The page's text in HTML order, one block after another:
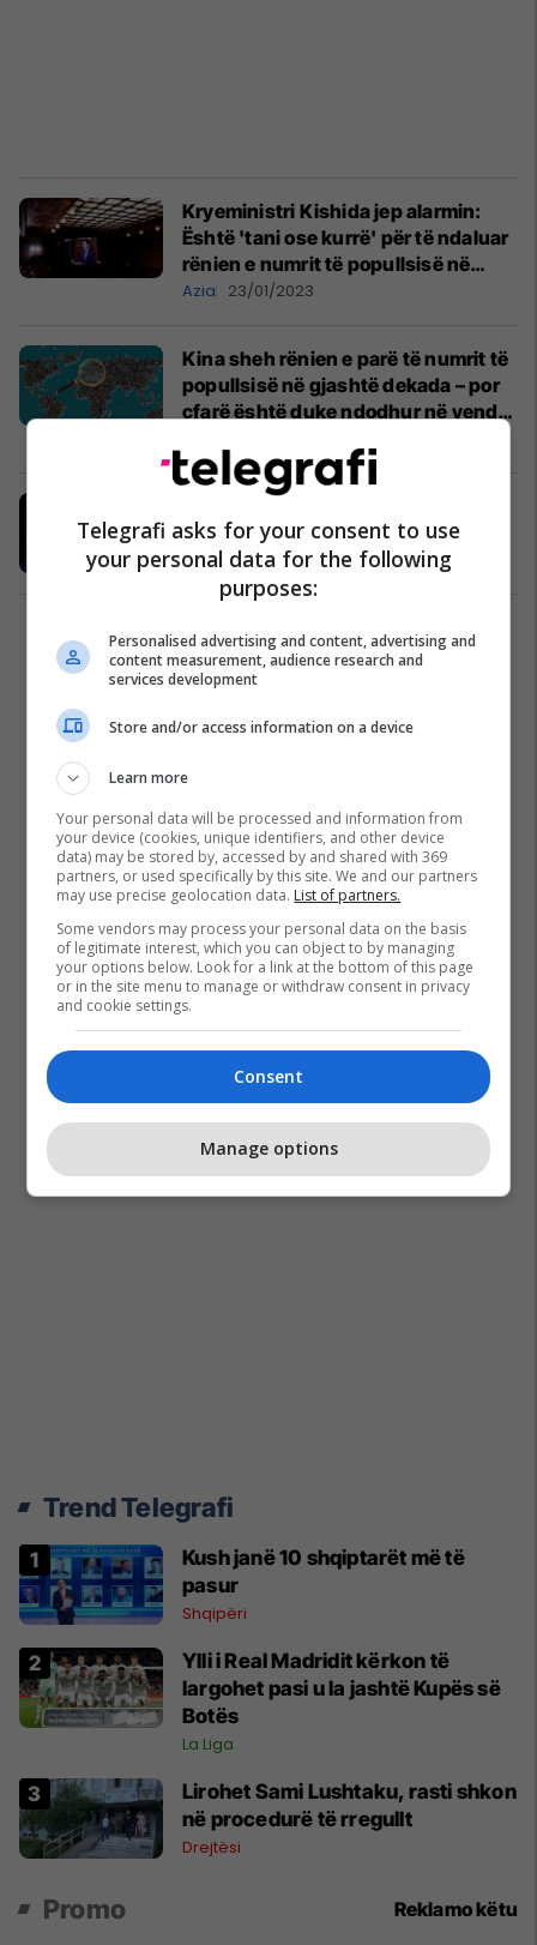
Kryeministri Kishida jep alarmin:
Është 'tani ose kurrë' për të ndaluar
rënien e numrit të popullsisë në
Japoni
Azia 23/01/2023
Kina sheh rënien e parë të numrit të
popullsisë në gjashtë dekada – por
çfarë është duke ndodhur në vendet
rrezik masiv' që po i afrohet botës
Nga Bota 19/01/2023
1
Trend Telegrafi
Kush janë 10 shqiptarët më të
pasur
Shqipëri
Ylli i Real Madridit kërkon të
largohet pasi u la jashtë Kupës së
Botës
La Liga
Lirohet Sami Lushtaku, rasti shkon
në procedurë të rregullt
Drejtësi
Promo Reklamo këtu
Telegrafi asks for your consent to use
your personal data for the following
purposes:
Personalised advertising and content, advertising and
content measurement, audience research and
services development
Store and/or access information on a device
Learn more
Your personal data will be processed and information from
your device (cookies, unique identifiers, and other device
data) may be stored by, accessed by and shared with 369
partners, or used specifically by this site. We and our partners
may use precise geolocation data. List of partners.
Some vendors may process your personal data on the basis
of legitimate interest, which you can object to by managing
your options below. Look for a link at the bottom of this page
or in the site menu to manage or withdraw consent in privacy
and cookie settings.
Consent
Manage options